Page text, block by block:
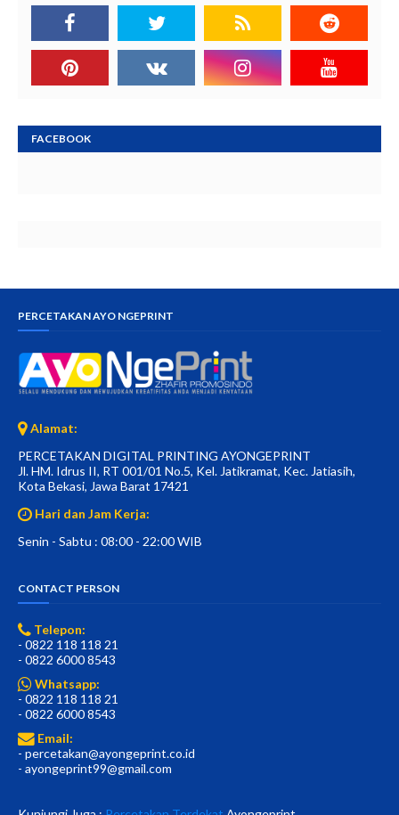
FACEBOOK
PERCETAKAN AYO NGEPRINT
Alamat:
PERCETAKAN DIGITAL PRINTING AYONGEPRINT
Jl. HM. Idrus II, RT 001/01 No.5, Kel. Jatikramat, Kec. Jatiasih,
Kota Bekasi, Jawa Barat 17421
Hari dan Jam Kerja:
Senin - Sabtu : 08:00 - 22:00 WIB
CONTACT PERSON
Telepon:
- 0822 118 118 21
- 0822 6000 8543
Whatsapp:
- 0822 118 118 21
- 0822 6000 8543
Email:
- percetakan@ayongeprint.co.id
- ayongeprint99@gmail.com